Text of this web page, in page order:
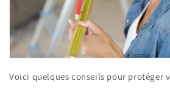
Voici quelques conseils pour protéger